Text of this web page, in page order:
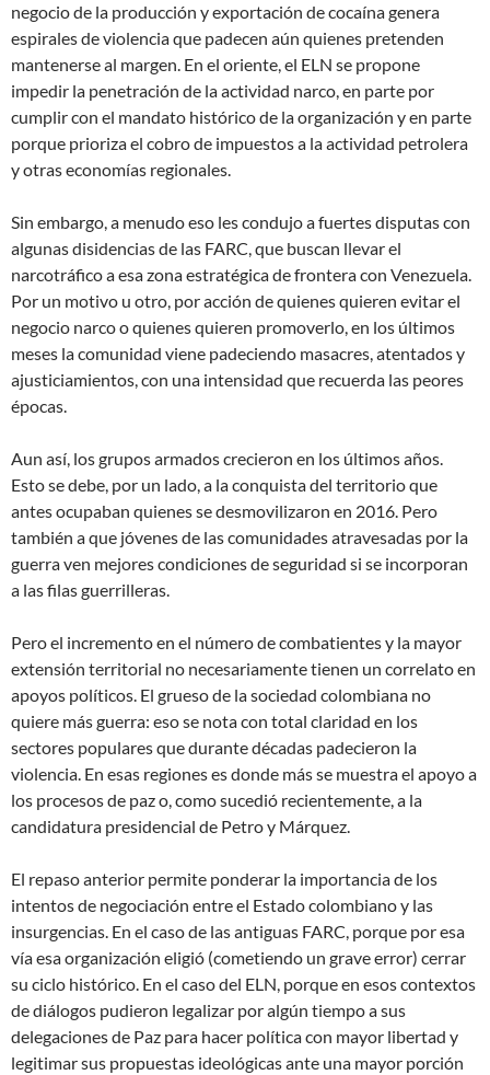
negocio de la producción y exportación de cocaína genera
espirales de violencia que padecen aún quienes pretenden
mantenerse al margen. En el oriente, el ELN se propone
impedir la penetración de la actividad narco, en parte por
cumplir con el mandato histórico de la organización y en parte
porque prioriza el cobro de impuestos a la actividad petrolera
y otras economías regionales.
Sin embargo, a menudo eso les condujo a fuertes disputas con
algunas disidencias de las FARC, que buscan llevar el
narcotráfico a esa zona estratégica de frontera con Venezuela.
Por un motivo u otro, por acción de quienes quieren evitar el
negocio narco o quienes quieren promoverlo, en los últimos
meses la comunidad viene padeciendo masacres, atentados y
ajusticiamientos, con una intensidad que recuerda las peores
épocas.
Aun así, los grupos armados crecieron en los últimos años.
Esto se debe, por un lado, a la conquista del territorio que
antes ocupaban quienes se desmovilizaron en 2016. Pero
también a que jóvenes de las comunidades atravesadas por la
guerra ven mejores condiciones de seguridad si se incorporan
a las filas guerrilleras.
Pero el incremento en el número de combatientes y la mayor
extensión territorial no necesariamente tienen un correlato en
apoyos políticos. El grueso de la sociedad colombiana no
quiere más guerra: eso se nota con total claridad en los
sectores populares que durante décadas padecieron la
violencia. En esas regiones es donde más se muestra el apoyo a
los procesos de paz o, como sucedió recientemente, a la
candidatura presidencial de Petro y Márquez.
El repaso anterior permite ponderar la importancia de los
intentos de negociación entre el Estado colombiano y las
insurgencias. En el caso de las antiguas FARC, porque por esa
vía esa organización eligió (cometiendo un grave error) cerrar
su ciclo histórico. En el caso del ELN, porque en esos contextos
de diálogos pudieron legalizar por algún tiempo a sus
delegaciones de Paz para hacer política con mayor libertad y
legitimar sus propuestas ideológicas ante una mayor porción